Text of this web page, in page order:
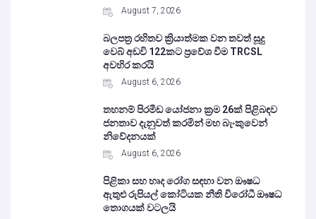
August 7, 2026
බලපත්‍ර රහිතව ක්‍රියාත්මක වන තවත් සූදු
වෙබ් අඩවි 122කට ප්‍රවේශ වීම TRCSL
අවහිර කරයි
August 6, 2026
තහනම් පිරමීඩ යෝජනා ක්‍රම 26ක් පිළිබඳව
ජනතාව දැනුවත් කරමින් මහ බැංකුවෙන්
නිවේදනයක්
August 6, 2026
පිළිකා සහ හෘද රෝග සඳහා වන ඖෂධ
ඇතුළු රුපියල් කෝටියක නීති විරෝධී ඖෂධ
තොගයක් වටලයි